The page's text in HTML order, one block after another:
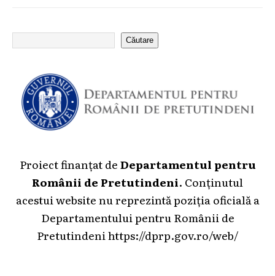
Căutare
Proiect finanțat deDepartamentul pentru
Românii de Pretutindeni. Conținutul
acestui website nu reprezintă poziția oficială a
Departamentului pentru Românii de
Pretutindeni https://dprp.gov.ro/web/